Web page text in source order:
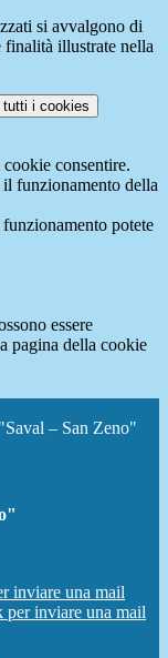
si avvalgono di
finalità illustrate nella
i cookies
consentire.
funzionamento della
potete
essere
pagina della cookie
– San Zeno"
inviare una mail
per inviare una mail